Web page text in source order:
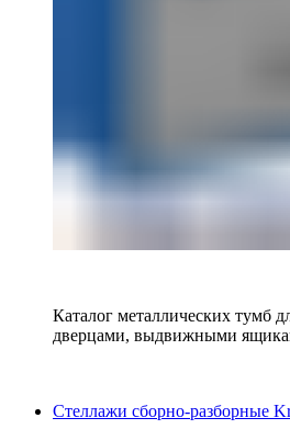
Каталог металлических тумб
дверцами, выдвижными
Стеллажи сборно-разборные